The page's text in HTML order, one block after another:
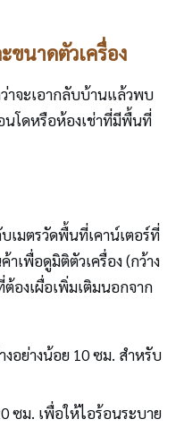
ขนาดตัวเครื่อง
าจะเอากลับบ้านแล้วพบ
นโดหรือห้องเช่าที่มีพื้นที่
เมตรวัดพื้นที่เคาน์เตอร์ที่
าเพื่อดูมิติตัวเครื่อง (กว้าง
องเผื่อเพิ่มเติมนอกจาก
อย่างน้อย 10 ซม. สำหรับ
ซม. เพื่อให้ไอร้อนระบาย